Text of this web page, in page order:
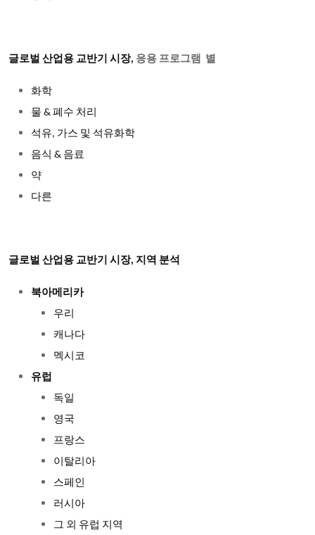
글로벌 산업용 교반기 시장, 응용 프로그램 별
화학
물 & 폐수 처리
석유, 가스 및 석유화학
음식 & 음료
약
다른
글로벌 산업용 교반기 시장, 지역 분석
북아메리카
우리
캐나다
멕시코
유럽
독일
영국
프랑스
이탈리아
스페인
러시아
그 외 유럽 지역